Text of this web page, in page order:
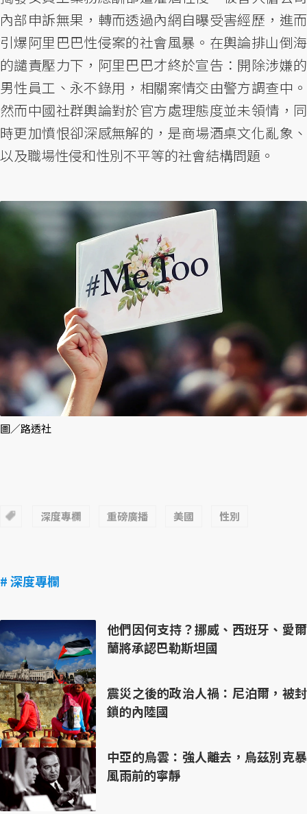
內部申訴無果，轉而透過內網自曝受害經歷，進而
引爆阿里巴巴性侵案的社會風暴。在輿論排山倒海
的譴責壓力下，阿里巴巴才終於宣告：開除涉嫌的
男性員工、永不錄用，相關案情交由警方調查中。
然而中國社群輿論對於官方處理態度並未領情，同
時更加憤恨卻深感無解的，是商場酒桌文化亂象、
以及職場性侵和性別不平等的社會結構問題。
圖／路透社
深度專欄 重磅廣播 美國 性別
# 深度專欄
他們因何支持？挪威、西班牙、愛爾
蘭將承認巴勒斯坦國
震災之後的政治人禍：尼泊爾，被封
鎖的內陸國
中亞的烏雲：強人離去，烏茲別克暴
風雨前的寧靜